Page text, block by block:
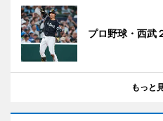
プロ野球・西武
もっと